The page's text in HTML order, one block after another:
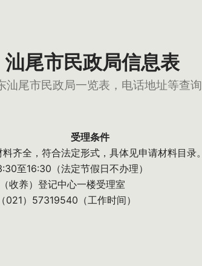
汕尾市民政局信息表
汕尾市民政局一览表，电话地址等查询
受理条件
料齐全，符合法定形式，具体见申请材料目录。
至16:30（法定节假日不办理）
收养）登记中心一楼受理室
）57319540（工作时间）